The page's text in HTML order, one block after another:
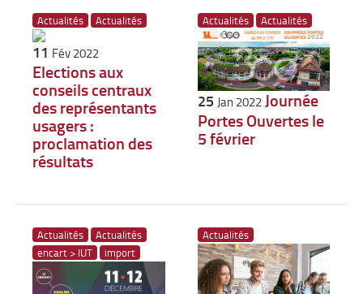
Actualités Actualités
11 Fév 2022
Elections aux
conseils centraux
des représentants
usagers :
proclamation des
résultats
Actualités Actualités
25 Jan 2022 Journée
Portes Ouvertes le
5 février
Actualités
Actualités
encart > IUT
import
Actualités